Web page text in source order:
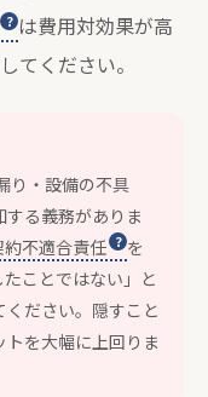
は費用対効果が高
てください。
り・設備の不具
る義務がありま
約不適合責任
を
ことではない」と
ださい。隠すこと
を大幅に上回りま